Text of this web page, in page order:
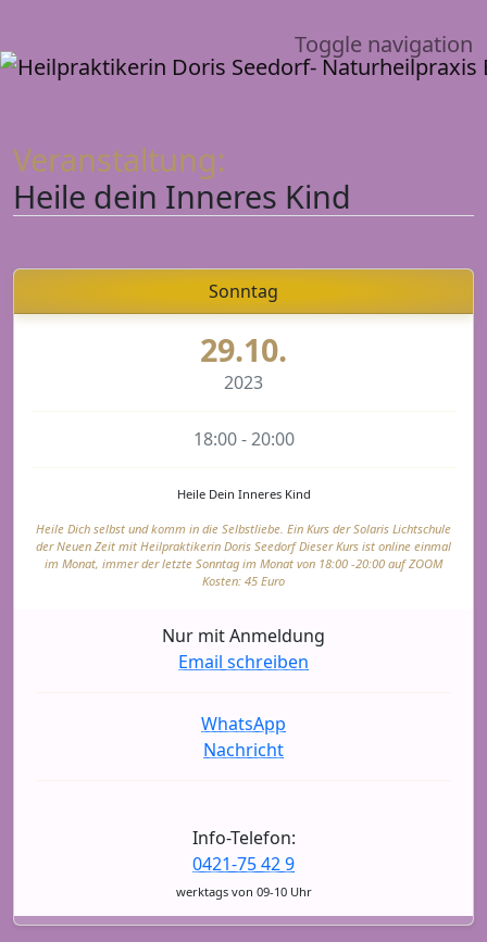
Toggle navigation
Veranstaltung:
Heile dein Inneres Kind
Sonntag
29.10.
2023
18:00 - 20:00
Heile Dein Inneres Kind
Heile Dich selbst und komm in die Selbstliebe. Ein Kurs der Solaris Lichtschule
der Neuen Zeit mit Heilpraktikerin Doris Seedorf Dieser Kurs ist online einmal
im Monat, immer der letzte Sonntag im Monat von 18:00 -20:00 auf ZOOM
Kosten: 45 Euro
Nur mit Anmeldung
Email schreiben
WhatsApp
Nachricht
Info-Telefon:
0421-75 42 9
werktags von 09-10 Uhr